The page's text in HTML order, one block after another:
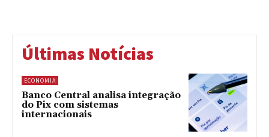
Últimas Notícias
ECONOMIA
Banco Central analisa integração
do Pix com sistemas
internacionais